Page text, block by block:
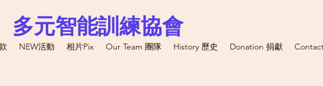
NEW活動 相片Pix Our Team 團隊 History 歷史 Donation 捐獻
多元智能訓練協會